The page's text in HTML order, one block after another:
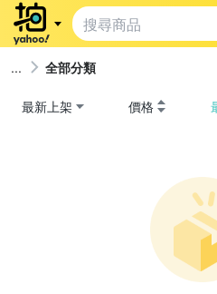
全部分類
最新上架 價格